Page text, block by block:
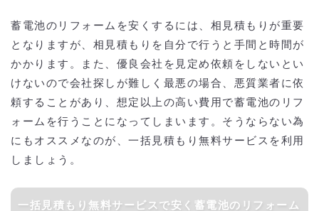
蓄電池のリフォームを安くするには、相見積もりが重要
となりますが、相見積もりを自分で行うと手間と時間が
かかります。また、優良会社を見定め依頼をしないとい
けないので会社探しが難しく最悪の場合、悪質業者に依
頼することがあり、想定以上の高い費用で蓄電池のリフ
ォームを行うことになってしまいます。そうならない為
にもオススメなのが、一括見積もり無料サービスを利用
しましょう。
一括見積もり無料サービスで安く蓄電池のリフォーム